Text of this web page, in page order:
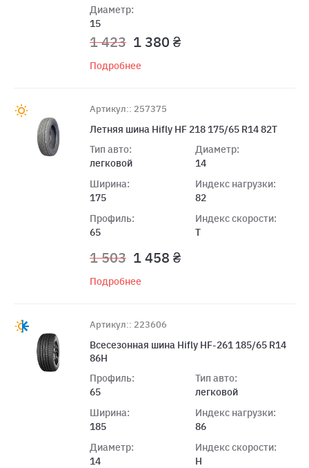
Диаметр:
15
1 423 1 380 ₴
Подробнее
Артикул:: 257375
Летняя шина Hifly HF 218 175/65 R14 82T
Тип авто:
легковой
Ширина:
175
Профиль:
65
Диаметр:
14
Индекс нагрузки:
82
Индекс скорости:
T
1 503 1 458 ₴
Подробнее
Артикул:: 223606
Всесезонная шина Hifly HF-261 185/65 R14
86H
Профиль:
65
Ширина:
185
Диаметр:
14
Тип авто:
легковой
Индекс нагрузки:
86
Индекс скорости:
H